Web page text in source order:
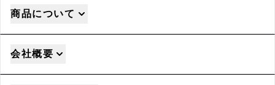
商品について
会社概要